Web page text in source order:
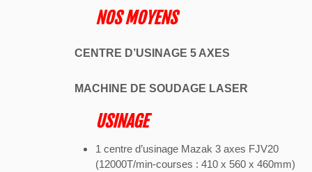
NOS MOYENS
CENTRE D’USINAGE 5 AXES
MACHINE DE SOUDAGE LASER
USINAGE
1 centre d’usinage Mazak 3 axes FJV20
(12000T/min-courses : 410 x 560 x 460mm)